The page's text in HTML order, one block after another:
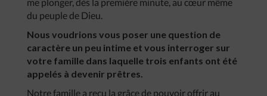
du peuple de Dieu.
Nous voudrions vous poser une question de
caractère un peu intime et vous interroger sur
votre famille dans laquelle trois enfants ont été
appelés à devenir prêtres.
Notre famille a reçu la grâce de pouvoir offrir au